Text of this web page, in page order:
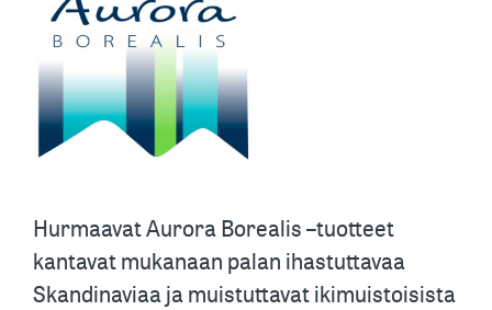
Hurmaavat Aurora Borealis –tuotteet
kantavat mukanaan palan ihastuttavaa
Skandinaviaa ja muistuttavat ikimuistoisista